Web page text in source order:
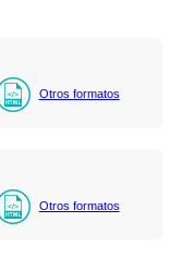
Otros formatos
Otros formatos